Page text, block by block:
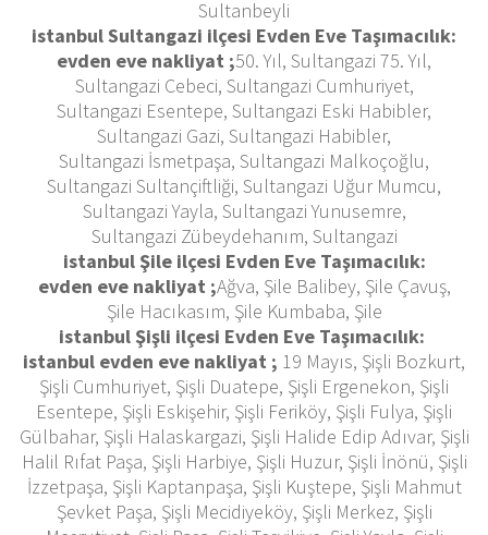
Sultanbeyli
istanbul Sultangazi ilçesi Evden Eve Taşımacılık:
evden eve nakliyat ;50. Yıl, Sultangazi 75. Yıl,
Sultangazi Cebeci, Sultangazi Cumhuriyet,
Sultangazi Esentepe, Sultangazi Eski Habibler,
Sultangazi Gazi, Sultangazi Habibler,
Sultangazi İsmetpaşa, Sultangazi Malkoçoğlu,
Sultangazi Sultançiftliği, Sultangazi Uğur Mumcu,
Sultangazi Yayla, Sultangazi Yunusemre,
Sultangazi Zübeydehanım, Sultangazi
istanbul Şile ilçesi Evden Eve Taşımacılık:
evden eve nakliyat ;Ağva, Şile Balibey, Şile Çavuş,
Şile Hacıkasım, Şile Kumbaba, Şile
istanbul Şişli ilçesi Evden Eve Taşımacılık:
istanbul evden eve nakliyat ; 19 Mayıs, Şişli Bozkurt,
Şişli Cumhuriyet, Şişli Duatepe, Şişli Ergenekon, Şişli
Esentepe, Şişli Eskişehir, Şişli Feriköy, Şişli Fulya, Şişli
Gülbahar, Şişli Halaskargazi, Şişli Halide Edip Adıvar, Şişli
Halil Rıfat Paşa, Şişli Harbiye, Şişli Huzur, Şişli İnönü, Şişli
İzzetpaşa, Şişli Kaptanpaşa, Şişli Kuştepe, Şişli Mahmut
Şevket Paşa, Şişli Mecidiyeköy, Şişli Merkez, Şişli